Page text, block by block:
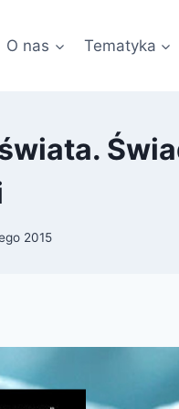
O nas Tematyka
2015